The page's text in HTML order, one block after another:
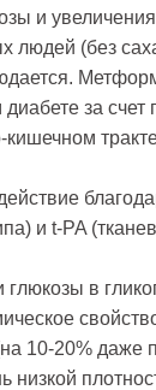
и увеличения
людей (без
за счет
и t-PA
в
10-20% даже